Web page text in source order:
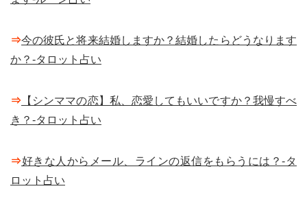
⇒今の彼氏と将来結婚しますか？結婚したらどうなります
か？-タロット占い
⇒ 【シンママの恋】私、恋愛してもいいですか？我慢すべ
き？-タロット占い
⇒好きな人からメール、ラインの返信をもらうには？-タ
ロット占い